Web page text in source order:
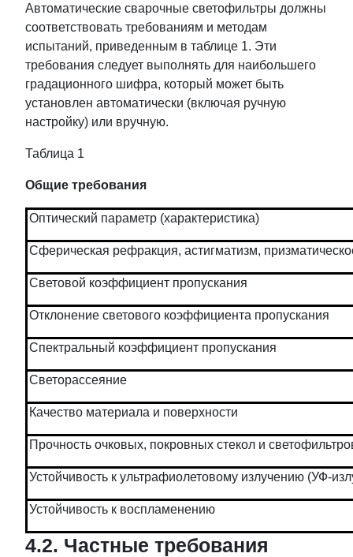
Автоматические сварочные светофильтры должны
соответствовать требованиям и методам
испытаний, приведенным в таблице 1. Эти
требования следует выполнять для наибольшего
градационного шифра, который может быть
установлен автоматически (включая ручную
настройку) или вручную.
Таблица 1
Общие требования
Оптический параметр (характеристика)
Сферическая рефракция, астигматизм,
Световой коэффициент пропускания
Отклонение светового коэффициента пропускания
Спектральный коэффициент пропускания
Светорассеяние
Качество материала и поверхности
Прочность очковых, покровных стекол и
Устойчивость к ультрафиолетовому излучению (УФ-
Устойчивость к воспламенению
4.2. Частные требования